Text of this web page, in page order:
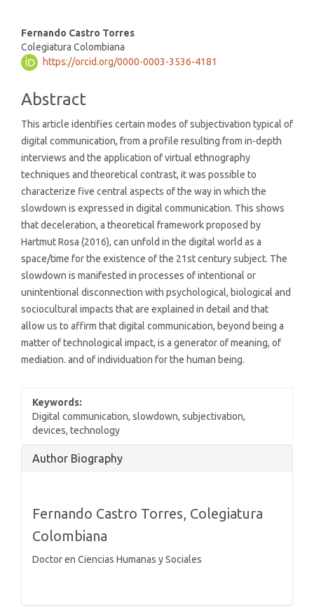
Main
Article
Content
Fernando Castro Torres
Colegiatura Colombiana
https://orcid.org/0000-0003-3536-4181
Abstract
This article identifies certain modes of subjectivation typical of
digital communication, from a profile resulting from in-depth
interviews and the application of virtual ethnography
techniques and theoretical contrast, it was possible to
characterize five central aspects of the way in which the
slowdown is expressed in digital communication. This shows
that deceleration, a theoretical framework proposed by
Hartmut Rosa (2016), can unfold in the digital world as a
space/time for the existence of the 21st century subject. The
slowdown is manifested in processes of intentional or
unintentional disconnection with psychological, biological and
sociocultural impacts that are explained in detail and that
allow us to affirm that digital communication, beyond being a
matter of technological impact, is a generator of meaning, of
mediation. and of individuation for the human being.
Keywords:
Digital communication, slowdown, subjectivation,
devices, technology
Article
Author Biography
Fernando Castro Torres, Colegiatura
Colombiana
Doctor en Ciencias Humanas y Sociales